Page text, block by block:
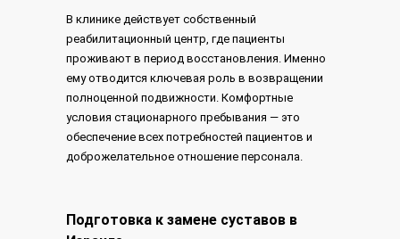
В клинике действует собственный
реабилитационный центр, где пациенты
проживают в период восстановления. Именно
ему отводится ключевая роль в возвращении
полноценной подвижности. Комфортные
условия стационарного пребывания — это
обеспечение всех потребностей пациентов и
доброжелательное отношение персонала.
Подготовка к замене суставов в